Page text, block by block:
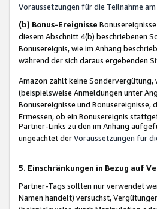
Voraussetzungen für die Teilnahme
(b) Bonus-Ereignisse
diesem Abschnitt 4(b) beschriebenen
Bonusereignis, wie im Anhang
während der sich daraus ergebenden
Amazon zahlt keine Sondervergütung,
(beispielsweise Anmeldungen unter
Bonusereignisse und
Ermessen, ob ein Bonusereignis
Partner-Links zu den im Anhang
ungeachtet derVoraussetzungen für
5. Einschränkungen in Bezug auf
Partner-Tags sollten nur verwendet
Namen handelt) versuchst,